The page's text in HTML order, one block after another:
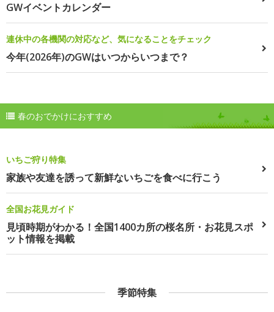
GWイベントカレンダー
連休中の各機関の対応など、気になることをチェック
今年(2026年)のGWはいつからいつまで？
春のおでかけにおすすめ
いちご狩り特集
家族や友達を誘って新鮮ないちごを食べに行こう
全国お花見ガイド
見頃時期がわかる！全国1400カ所の桜名所・お花見スポ
ット情報を掲載
季節特集